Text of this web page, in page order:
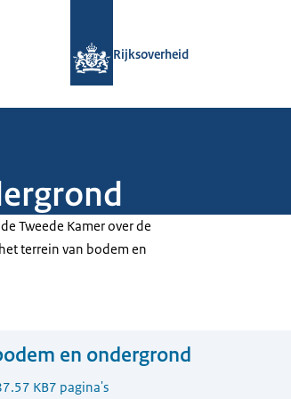
Rijksoverheid
Tweede Kamer over de
terrein van bodem en
en ondergrond
KB7 pagina's